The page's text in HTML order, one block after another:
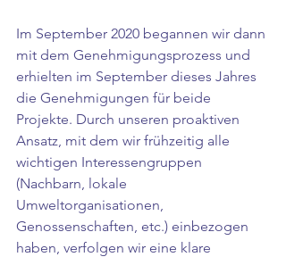
Im September 2020 begannen wir dann
mit dem Genehmigungsprozess und
erhielten im September dieses Jahres
die Genehmigungen für beide
Projekte. Durch unseren proaktiven
Ansatz, mit dem wir frühzeitig alle
wichtigen Interessengruppen
(Nachbarn, lokale
Umweltorganisationen,
Genossenschaften, etc.) einbezogen
haben, verfolgen wir eine klare